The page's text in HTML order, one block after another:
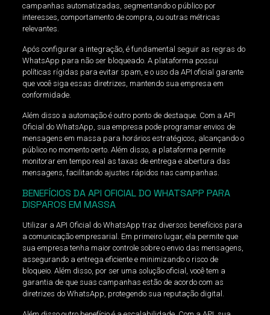
campanhas automatizadas, segmentando o público por
interesses, comportamento de compra, ou outras métricas
relevantes.
Após configurar a integração, é fundamental seguir as regras do
WhatsApp para não ser bloqueado. A plataforma possui
políticas rígidas para evitar spam, e o uso da API oficial garante
que você siga essas diretrizes, mantendo sua empresa em
conformidade.
Além disso a automação é outro ponto de destaque. Com a API
Oficial do WhatsApp, sua empresa pode programar envios de
mensagens em massa para horários estratégicos, alcançando o
público no momento certo. Além disso, a plataforma permite
monitorar em tempo real as taxas de entrega e abertura das
mensagens, facilitando ajustes rápidos nas campanhas.
BENEFÍCIOS DA API OFICIAL DO WHATSAPP PARA
DISPAROS EM MASSA
Utilizar a API Oficial do WhatsApp traz diversos benefícios para
a comunicação empresarial. Em primeiro lugar, ela permite que
sua empresa tenha maior controle sobre o envio das mensagens,
assegurando a entrega eficiente e minimizando o risco de
bloqueio. Além disso, por ser uma solução oficial, você tem a
garantia de que suas campanhas estão de acordo com as
diretrizes do WhatsApp, protegendo sua reputação digital.